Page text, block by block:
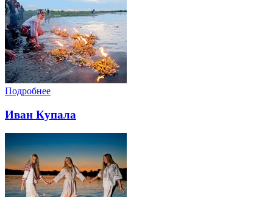
Подробнее
Иван Купала